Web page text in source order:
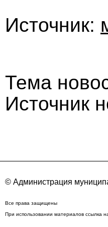
Источник:
Тема
Источник
© Администрация
Все права защищены
При использовании материалов ссылка